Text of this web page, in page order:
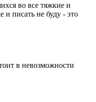
во все тяжкие и
и писать не буду - это
в невозможности